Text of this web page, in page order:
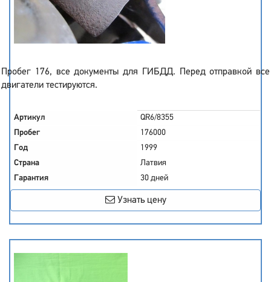
Пробег 176, все документы для ГИБДД. Перед отправкой все
двигатели тестируются.
Артикул
QR6/8355
Пробег
176000
Год
1999
Страна
Латвия
Гарантия
30 дней
Узнать цену